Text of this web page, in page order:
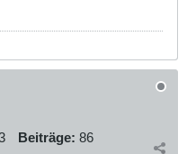
Beiträge: 86